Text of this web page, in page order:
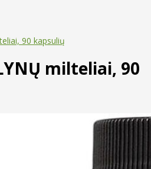
90 kapsulių
milteliai, 90